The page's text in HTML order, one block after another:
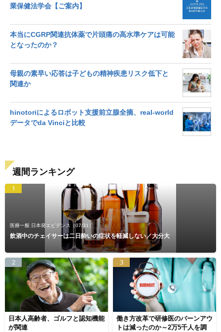
業保健法学会【ご案内】
本当にCGRP関連抗体薬で片頭痛の高水準ケアは可能
となったのか？
母親の素早い応答は子どもの精神疾患リスク低下と
関連か
hinotoriによるロボット支援前立腺全摘、real-world
データでda Vinciと比較
週間ランキング
1
医療一般 日本発エビデンス （07/31）
飲酒中のチェイサーは二日酔いの症状を軽減しない／大分大
2
日本人高齢者、ゴルフと認知機能
が関連
3
働き方改革で研修医のバーンアウ
トは減ったのか～2万5千人を調